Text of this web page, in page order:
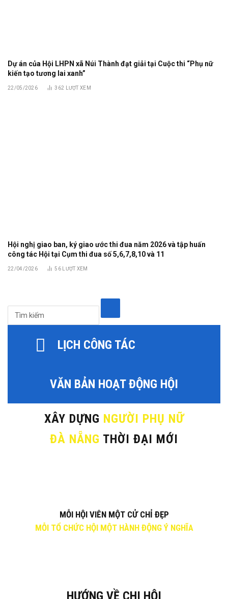
Dự án của Hội LHPN xã Núi Thành đạt giải tại Cuộc thi “Phụ nữ
kiến tạo tương lai xanh”
22/05/2026 362 LƯỢT XEM
Hội nghị giao ban, ký giao ước thi đua năm 2026 và tập huấn
công tác Hội tại Cụm thi đua số 5,6,7,8,10 và 11
22/04/2026 56 LƯỢT XEM
LỊCH CÔNG TÁC
VĂN BẢN HOẠT ĐỘNG HỘI
XÂY DỰNG NGƯỜI PHỤ NỮ
ĐÀ NẴNG THỜI ĐẠI MỚI
MỖI HỘI VIÊN MỘT CỬ CHỈ ĐẸP
MỖI TỔ CHỨC HỘI MỘT HÀNH ĐỘNG Ý NGHĨA